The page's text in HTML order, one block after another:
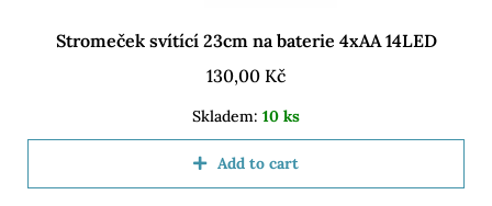
Stromeček svítící 23cm na baterie 4xAA 14LED
130,00 Kč
Skladem: 10 ks
Add to cart